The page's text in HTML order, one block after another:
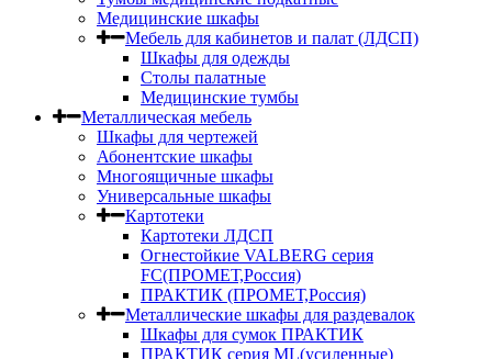
Медицинские шкафы
Мебель для кабинетов и палат (ЛДСП)
Шкафы для одежды
Столы палатные
Медицинские тумбы
Металлическая мебель
Шкафы для чертежей
Абонентские шкафы
Многоящичные шкафы
Универсальные шкафы
Картотеки
Картотеки ЛДСП
Огнестойкие VALBERG серия
FC(ПРОМЕТ,Россия)
ПРАКТИК (ПРОМЕТ,Россия)
Металлические шкафы для раздевалок
Шкафы для сумок ПРАКТИК
ПРАКТИК серия ML(усиленные)